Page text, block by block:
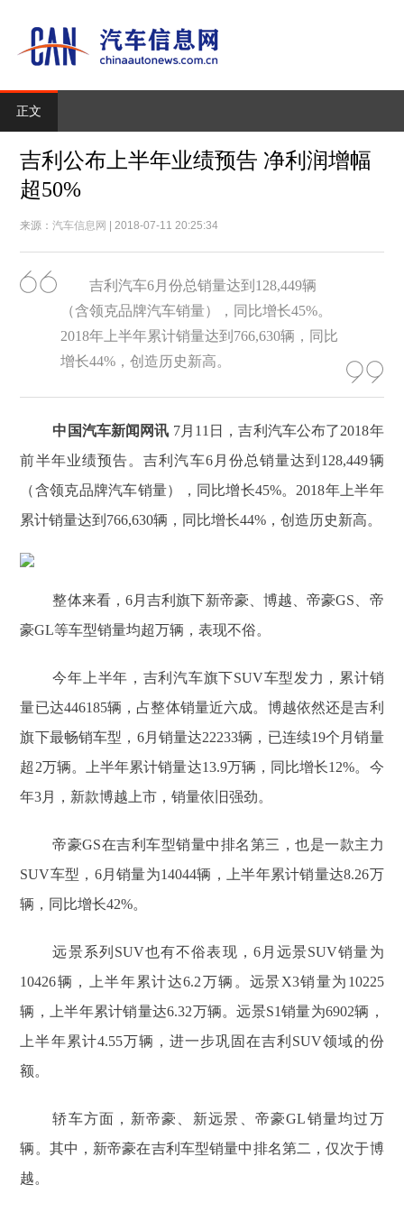
正文
吉利公布上半年业绩预告 净利润增幅
超50%
来源：汽车信息网 | 2018-07-11 20:25:34
吉利汽车6月份总销量达到128,449辆
（含领克品牌汽车销量），同比增长45%。
2018年上半年累计销量达到766,630辆，同比
增长44%，创造历史新高。
中国汽车新闻网讯 7月11日，吉利汽车公布了2018年
前半年业绩预告。吉利汽车6月份总销量达到128,449辆
（含领克品牌汽车销量），同比增长45%。2018年上半年
累计销量达到766,630辆，同比增长44%，创造历史新高。
整体来看，6月吉利旗下新帝豪、博越、帝豪GS、帝
豪GL等车型销量均超万辆，表现不俗。
今年上半年，吉利汽车旗下SUV车型发力，累计销
量已达446185辆，占整体销量近六成。博越依然还是吉利
旗下最畅销车型，6月销量达22233辆，已连续19个月销量
超2万辆。上半年累计销量达13.9万辆，同比增长12%。今
年3月，新款博越上市，销量依旧强劲。
帝豪GS在吉利车型销量中排名第三，也是一款主力
SUV车型，6月销量为14044辆，上半年累计销量达8.26万
辆，同比增长42%。
远景系列SUV也有不俗表现，6月远景SUV销量为
10426辆，上半年累计达6.2万辆。远景X3销量为10225
辆，上半年累计销量达6.32万辆。远景S1销量为6902辆，
上半年累计4.55万辆，进一步巩固在吉利SUV领域的份
额。
轿车方面，新帝豪、新远景、帝豪GL销量均过万
辆。其中，新帝豪在吉利车型销量中排名第二，仅次于博
越。